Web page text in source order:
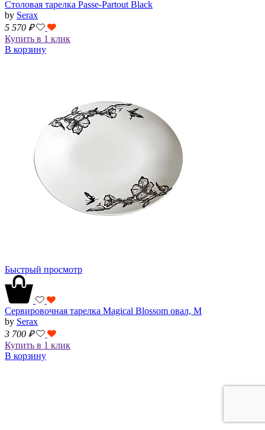
Столовая тарелка Passe-Partout Black
by Serax
5 570 ₽
Купить в 1 клик
В корзину
Быстрый просмотр
Сервировочная тарелка Magical Blossom овал, M
by Serax
3 700 ₽
Купить в 1 клик
В корзину